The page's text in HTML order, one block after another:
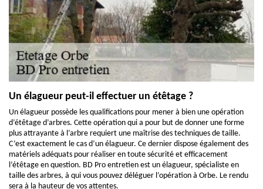
Un élagueur peut-il effectuer un étêtage ?
Un élagueur possède les qualifications pour mener à bien une opération
d’étêtage d’arbres. Cette opération qui a pour but de donner une forme
plus attrayante à l’arbre requiert une maîtrise des techniques de taille.
C’est exactement le cas d’un élagueur. Ce dernier dispose également des
matériels adéquats pour réaliser en toute sécurité et efficacement
l’étêtage en question. BD Pro entretien est un élagueur, spécialiste en
taille des arbres, à qui vous pouvez déléguer l’opération à Orbe. Le rendu
sera à la hauteur de vos attentes.